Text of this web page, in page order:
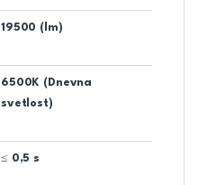
19500 (lm)
6500K (Dnevna
svetlost)
≤ 0,5 s